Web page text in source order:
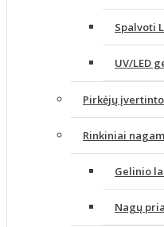
Spalvoti
UV/LED
Pirkėjų
Rinkiniai
Gelinio
Nagų